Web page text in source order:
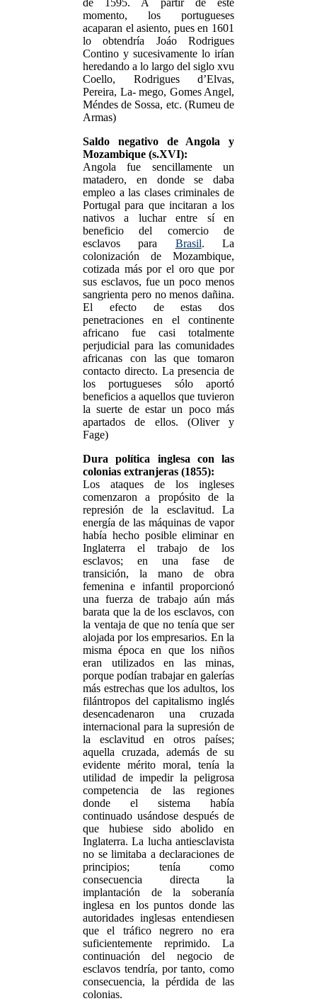
de 1595. A partir de este
momento, los portugueses
acaparan el asiento, pues en 1601
lo obtendría Joáo Rodrigues
Contino y sucesivamente lo irían
heredando a lo largo del siglo xvu
Coello, Rodrigues d’Elvas,
Pereira, La- mego, Gomes Angel,
Méndes de Sossa, etc. (Rumeu de
Armas)
Saldo negativo de Angola y
Mozambique (s.XVI):
Angola fue sencillamente un
matadero, en donde se daba
empleo a las clases criminales de
Portugal para que incitaran a los
nativos a luchar entre sí en
beneficio del comercio de
esclavos para Brasil. La
colonización de Mozambique,
cotizada más por el oro que por
sus esclavos, fue un poco menos
sangrienta pero no menos dañina.
El efecto de estas dos
penetraciones en el continente
africano fue casi totalmente
perjudicial para las comunidades
africanas con las que tomaron
contacto directo. La presencia de
los portugueses sólo aportó
beneficios a aquellos que tuvieron
la suerte de estar un poco más
apartados de ellos. (Oliver y
Fage)
Dura política inglesa con las
colonias extranjeras (1855):
Los ataques de los ingleses
comenzaron a propósito de la
represión de la esclavitud. La
energía de las máquinas de vapor
había hecho posible eliminar en
Inglaterra el trabajo de los
esclavos; en una fase de
transición, la mano de obra
femenina e infantil proporcionó
una fuerza de trabajo aún más
barata que la de los esclavos, con
la ventaja de que no tenía que ser
alojada por los empresarios. En la
misma época en que los niños
eran utilizados en las minas,
porque podían trabajar en galerías
más estrechas que los adultos, los
filántropos del capitalismo inglés
desencadenaron una cruzada
internacional para la supresión de
la esclavitud en otros países;
aquella cruzada, además de su
evidente mérito moral, tenía la
utilidad de impedir la peligrosa
competencia de las regiones
donde el sistema había
continuado usándose después de
que hubiese sido abolido en
Inglaterra. La lucha antiesclavista
no se limitaba a declaraciones de
principios; tenía como
consecuencia directa la
implantación de la soberanía
inglesa en los puntos donde las
autoridades inglesas entendiesen
que el tráfico negrero no era
suficientemente reprimido. La
continuación del negocio de
esclavos tendría, por tanto, como
consecuencia, la pérdida de las
colonias.